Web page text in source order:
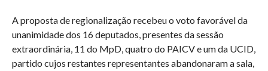
A proposta de regionalização recebeu o voto favorável da
unanimidade dos 16 deputados, presentes da sessão
extraordinária, 11 do MpD, quatro do PAICV e um da UCID,
partido cujos restantes representantes abandonaram a sala,